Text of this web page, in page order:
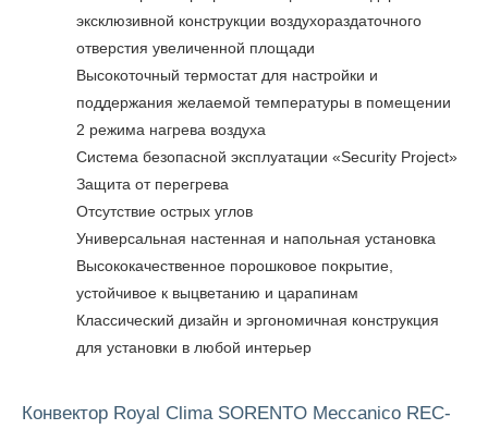
эксклюзивной конструкции воздухораздаточного
отверстия увеличенной площади
Высокоточный термостат для настройки и
поддержания желаемой температуры в помещении
2 режима нагрева воздуха
Система безопасной эксплуатации «Security Project»
Защита от перегрева
Отсутствие острых углов
Универсальная настенная и напольная установка
Высококачественное порошковое покрытие,
устойчивое к выцветанию и царапинам
Классический дизайн и эргономичная конструкция
для установки в любой интерьер
Конвектор Royal Clima SORENTO Meccanico REC-